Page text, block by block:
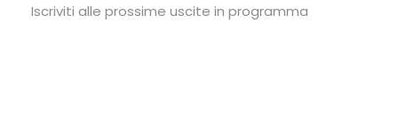
Iscriviti alle prossime uscite in programma